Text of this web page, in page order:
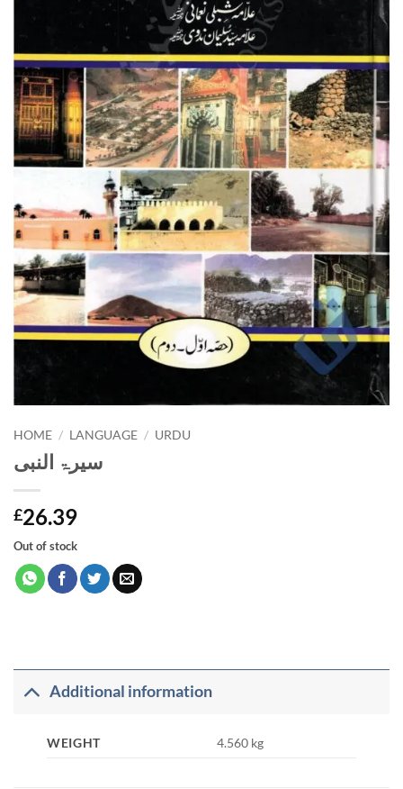
HOME / LANGUAGE / URDU
سیرۃ النبی
£26.39
Out of stock
Additional information
WEIGHT 4.560 kg